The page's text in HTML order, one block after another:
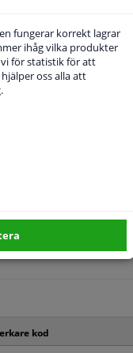
TILLVERKARE
kod
fungerar korrekt lagrar
ihåg vilka produkter
för statistik för att
oss alla att